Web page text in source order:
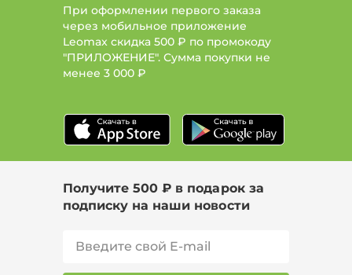
При оформлении первого заказа
через мобильное приложение
Leomax скидка 500 ₽ по промокоду
"ПРИЛОЖЕНИЕ". Сумма покупки не
менее 3 000 ₽
Получите 500 ₽ в подарок за
подписку на наши новости